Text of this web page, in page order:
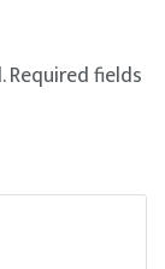
Required fields